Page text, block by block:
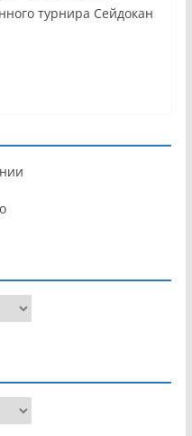
турнира Сейдокан